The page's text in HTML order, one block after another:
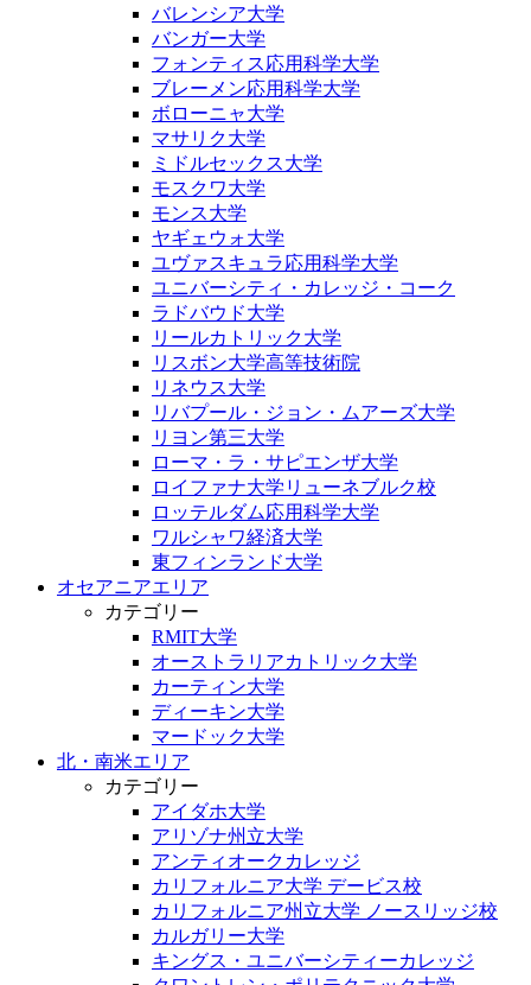
バレンシア大学
バンガー大学
フォンティス応用科学大学
ブレーメン応用科学大学
ボローニャ大学
マサリク大学
ミドルセックス大学
モスクワ大学
モンス大学
ヤギェウォ大学
ユヴァスキュラ応用科学大学
ユニバーシティ・カレッジ・コーク
ラドバウド大学
リールカトリック大学
リスボン大学高等技術院
リネウス大学
リバプール・ジョン・ムアーズ大学
リヨン第三大学
ローマ・ラ・サピエンザ大学
ロイファナ大学リューネブルク校
ロッテルダム応用科学大学
ワルシャワ経済大学
東フィンランド大学
オセアニアエリア
カテゴリー
RMIT大学
オーストラリアカトリック大学
カーティン大学
ディーキン大学
マードック大学
北・南米エリア
カテゴリー
アイダホ大学
アリゾナ州立大学
アンティオークカレッジ
カリフォルニア大学 デービス校
カリフォルニア州立大学 ノースリッジ校
カルガリー大学
キングス・ユニバーシティーカレッジ